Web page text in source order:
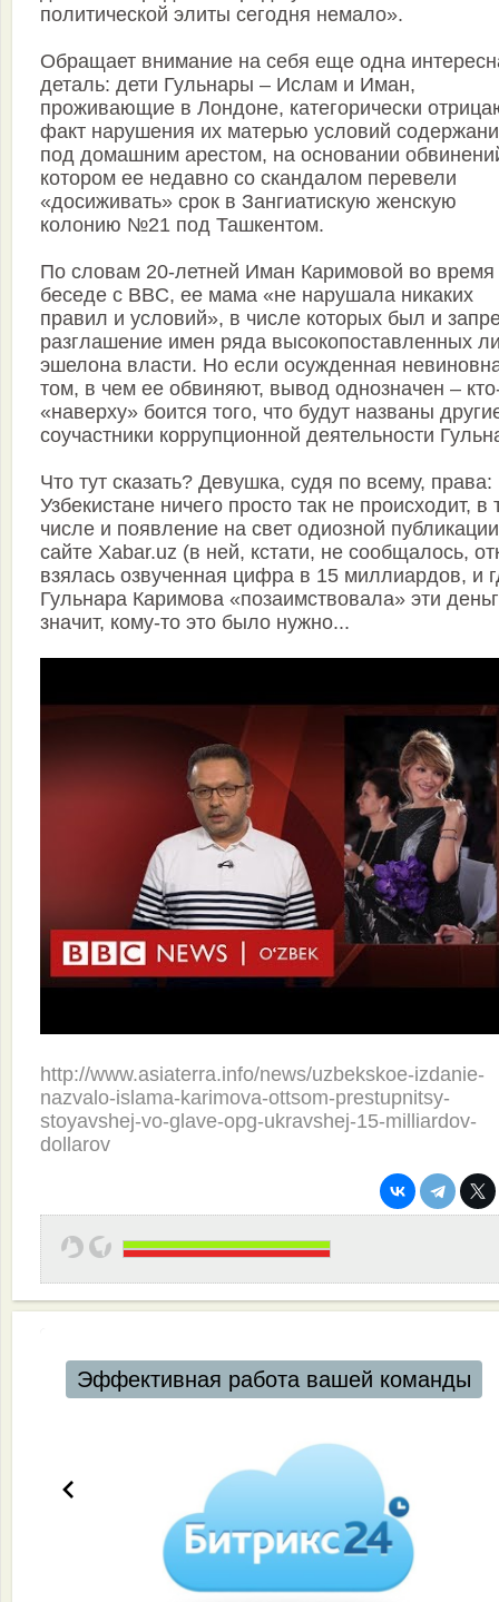
политической элиты сегодня немало».
Обращает внимание на себя еще одна
деталь: дети Гульнары – Ислам и Иман,
проживающие в Лондоне, категорически
факт нарушения их матерью условий
под домашним арестом, на основании
котором ее недавно со скандалом перевели
«досиживать» срок в Зангиатискую женскую
колонию №21 под Ташкентом.
По словам 20-летней Иман Каримовой во время
беседе с BBC, ее мама «не нарушала никаких
правил и условий», в числе которых был и
разглашение имен ряда высокопоставленных
эшелона власти. Но если осужденная
том, в чем ее обвиняют, вывод однозначен –
«наверху» боится того, что будут названы
соучастники коррупционной деятельности
Что тут сказать? Девушка, судя по всему, права:
Узбекистане ничего просто так не происходит, в
числе и появление на свет одиозной
сайте Xabar.uz (в ней, кстати, не сообщалось,
взялась озвученная цифра в 15 миллиардов, и
Гульнара Каримова «позаимствовала» эти
значит, кому-то это было нужно...
http://www.asiaterra.info/news/uzbekskoe-izdanie-
nazvalo-islama-karimova-ottsom-prestupnitsy-
stoyavshej-vo-glave-opg-ukravshej-15-milliardov-
dollarov
Эффективная работа вашей команды